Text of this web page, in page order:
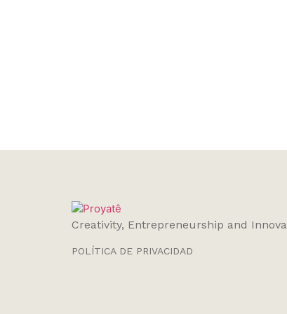
Creativity, Entrepreneurship and
POLÍTICA DE PRIVACIDAD